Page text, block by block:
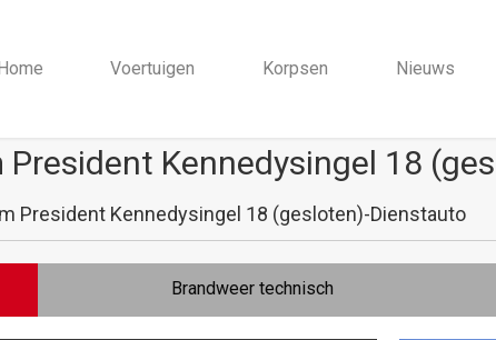
Voertuigen Korpsen Nieuws
Kennedysingel 18
President Kennedysingel 18 (gesloten)-Dienstauto
Brandweer technisch